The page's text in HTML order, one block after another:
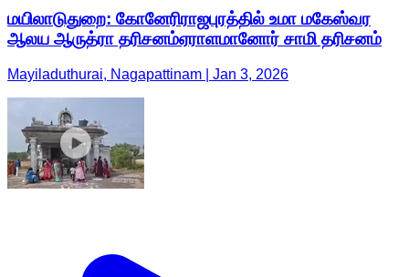
மயிலாடுதுறை: கோனேரிராஜபுரத்தில் உமா மகேஸ்வர
ஆலய ஆருத்ரா தரிசனம்ஏராளமானோர் சாமி தரிசனம்
Mayiladuthurai, Nagapattinam | Jan 3, 2026